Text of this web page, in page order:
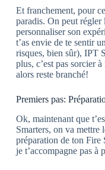
Et franchement, pour
paradis. On peut régler
personnaliser son
t’as envie de te sentir
risques, bien sûr), IPT
plus, c’est pas sorcier
alors reste branché!
Premiers pas:
Ok, maintenant que
Smarters, on va mettre
préparation de ton Fire
je t’accompagne pas à